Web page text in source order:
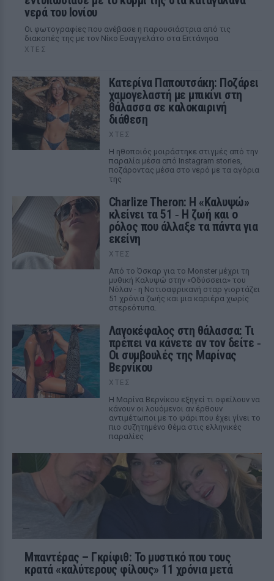
νερά του Ιονίου
Οι φωτογραφίες που ανέβασε η παρουσιάστρια από τις
διακοπές της με τον Νίκο Ευαγγελάτο στα Επτάνησα
ΧΤΕΣ
Κατερίνα Παπουτσάκη: Ποζάρει
χαμογελαστή με μπικίνι στη
θάλασσα σε καλοκαιρινή
διάθεση
ΧΤΕΣ
Η ηθοποιός μοιράστηκε στιγμές από την
παραλία μέσα από Instagram stories,
ποζάροντας μέσα στο νερό με τα αγόρια
της
Charlize Theron: Η «Καλυψώ»
κλείνει τα 51 ‑ H ζωή και ο
ρόλος που άλλαξε τα πάντα για
εκείνη
ΧΤΕΣ
Από το Όσκαρ για το Monster μέχρι τη
μυθική Καλυψώ στην «Οδύσσεια» του
Νόλαν - η Νοτιοαφρικανή σταρ γιορτάζει
51 χρόνια ζωής και μια καριέρα χωρίς
στερεότυπα.
Λαγοκέφαλος στη θάλασσα: Τι
πρέπει να κάνετε αν τον δείτε ‑
Οι συμβουλές της Μαρίνας
Βερνίκου
ΧΤΕΣ
Η Μαρίνα Βερνίκου εξηγεί τι οφείλουν να
κάνουν οι λουόμενοι αν έρθουν
αντιμέτωποι με το ψάρι που έχει γίνει το
πιο συζητημένο θέμα στις ελληνικές
παραλίες
Μπαντέρας – Γκρίφιθ: Το μυστικό που τους
κρατά «καλύτερους φίλους» 11 χρόνια μετά